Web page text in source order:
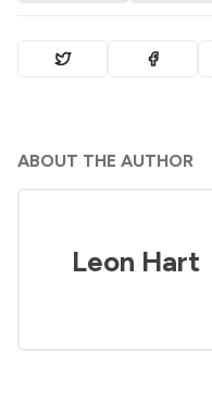
ABOUT THE AUTHOR
Leon Hart